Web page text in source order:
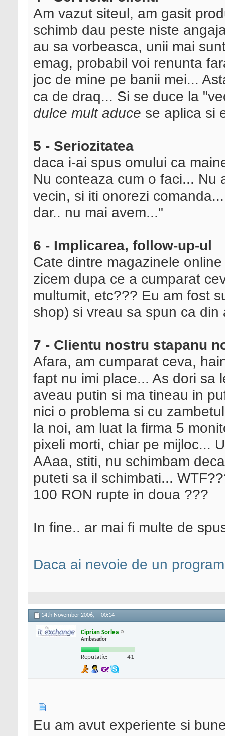
Am vazut siteul, am gasit
schimb dau peste niste
au sa vorbeasca, unii mai
emag, probabil voi renunta
joc de mine pe banii mei...
ca de draq... Si se duce la
dulce mult aduce se aplica si
5 - Seriozitatea
daca i-ai spus omului ca
Nu conteaza cum o faci... Nu
vecin, si iti onorezi
dar.. nu mai avem..."
6 - Implicarea, follow-up-ul
Cate dintre magazinele
zicem dupa ce a cumparat
multumit, etc??? Eu am fost
shop) si vreau sa spun ca
7 - Clientu nostru stapanu
Afara, am cumparat ceva,
fapt nu imi place... As dori sa
aveau putin si ma tineau in
nici o problema si cu
la noi, am luat la firma 5
pixeli morti, chiar pe mijloc...
AAaa, stiti, nu schimbam
puteti sa il schimbati...
100 RON rupte in doua ???
In fine.. ar mai fi multe de
Daca ai nevoie de un
14th November 2006, 00:14
Ciprian Sorlea
Ambasador
Reputatie: 41
Eu am avut experiente si